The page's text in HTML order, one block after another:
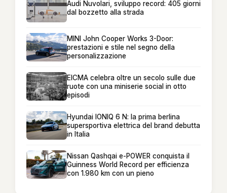
Audi Nuvolari, sviluppo record: 405 giorni
dal bozzetto alla strada
MINI John Cooper Works 3-Door:
prestazioni e stile nel segno della
personalizzazione
EICMA celebra oltre un secolo sulle due
ruote con una miniserie social in otto
episodi
Hyundai IONIQ 6 N: la prima berlina
supersportiva elettrica del brand debutta
in Italia
Nissan Qashqai e-POWER conquista il
Guinness World Record per efficienza
con 1.980 km con un pieno